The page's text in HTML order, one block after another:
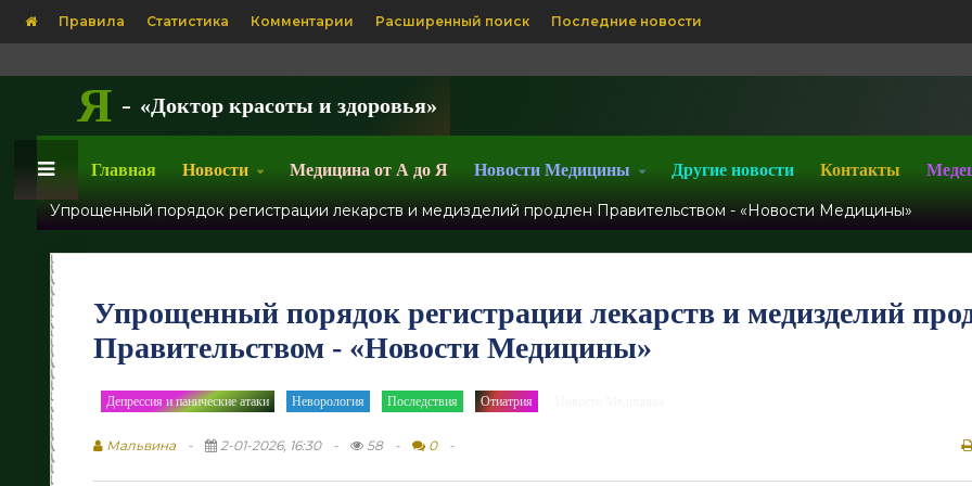
Правила Статистика Комментарии Расширенный поиск Последние новости
Я - «Доктор красоты и здоровья»
Главная Новости Медицина от А до Я Новости Медицины Другие новости Контакты
Упрощенный порядок регистрации лекарств и медизделий продлен Правительством - «Новости Медицины»
Упрощенный порядок регистрации лекарств и медизделий
Правительством - «Новости Медицины»
Депрессия и панические атаки Неворология Последствия Отиатрия
Мальвина 2-01-2026, 16:30 58 0